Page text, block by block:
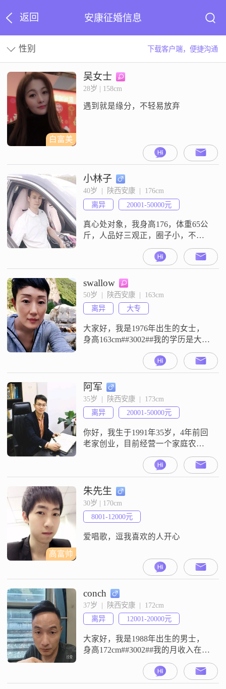
返回 安康征婚信息
性别 下载客户端，便捷沟通
白富美
吴女士
28岁 | 158cm
遇到就是缘分，不轻易放弃
小林子
40岁  |  陕西安康  |  176cm
离异
20001-50000元
真心处对象，我身高176，体重65公
斤，人品好三观正，圈子小，不抽
烟，不喝酒，不赌博，不乱搞，我
月薪两万工作稳定，技术工（凿岩
台车操作工），有一辆十多万的代
步车，我85年的，当过五年上门女
婿受不了那气离婚，父母都不在
了，就我一个人，我在矿山工作，
由于工作性质身边没有适婚女性，
希望找一个能踏实过日子的女孩，
你有能力创业我
swallow
50岁  |  陕西安康  |  163cm
离异
大专
大家好，我是1976年出生的女士，
身高163cm##3002##我的学历是大
专，现在在安康工作，月收入在
5001到8000元之间##3002##我是一
个独立自信的人，平时热爱生活，
性格真诚可靠##3002##在人生规划
里，我把家庭放在优先位置，同时
也很注重健康管理##3002##我平时
喜欢精致生活，比较注重生活品
质，追
阿军
35岁  |  陕西安康  |  173cm
离异
20001-50000元
你好，我生于1991年35岁，4年前回
老家创业，目前经营一个家庭农
场，主要从事养羊＋直播带货，目
前事业已经步入正轨，收入稳定，
年收入30~50W##3002##本人状态：
离异无孩，离婚原因（性格不合）
##3002##我想找的：##2460##品格
端正，无不良嗜好
##3002####2461##能接受我养羊＋
直播的农村生
高富帅
朱先生
30岁 | 170cm
8001-12000元
爱唱歌，逗我喜欢的人开心
conch
37岁  |  陕西安康  |  172cm
离异
12001-20000元
大家好，我是1988年出生的男士，
身高172cm##3002##我的月收入在
12001到20000元这个区间，现在在
安康工作##3002##我的学历是高中
及以下##3002##我这个人比较成熟